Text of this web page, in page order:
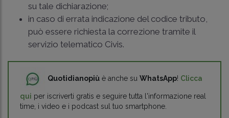
su tale dichiarazione;
in caso di errata indicazione del codice tributo,
può essere richiesta la correzione tramite il
servizio telematico Civis.
Quotidianopiù è anche su WhatsApp! Clicca
qui per iscriverti gratis e seguire tutta l'informazione real
time, i video e i podcast sul tuo smartphone.